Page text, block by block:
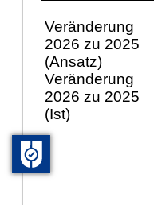
Veränderung
2026 zu 2025
(Ansatz)
Veränderung
2026 zu 2025
(Ist)